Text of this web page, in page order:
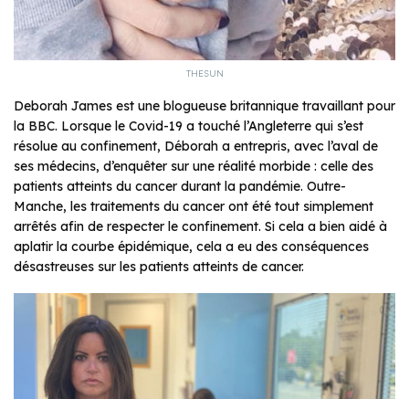
THESUN
Deborah James est une blogueuse britannique travaillant pour
la BBC. Lorsque le Covid-19 a touché l’Angleterre qui s’est
résolue au confinement, Déborah a entrepris, avec l’aval de
ses médecins, d’enquêter sur une réalité morbide : celle des
patients atteints du cancer durant la pandémie. Outre-
Manche, les traitements du cancer ont été tout simplement
arrêtés afin de respecter le confinement. Si cela a bien aidé à
aplatir la courbe épidémique, cela a eu des conséquences
désastreuses sur les patients atteints de cancer.